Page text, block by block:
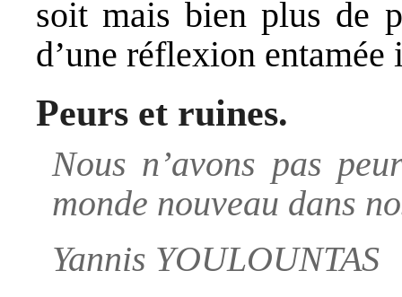
soit mais bien plus de
d’une réflexion
Peurs et ruines.
Nous n’avons pas
monde nouveau dans
Yannis YOULOUNTAS